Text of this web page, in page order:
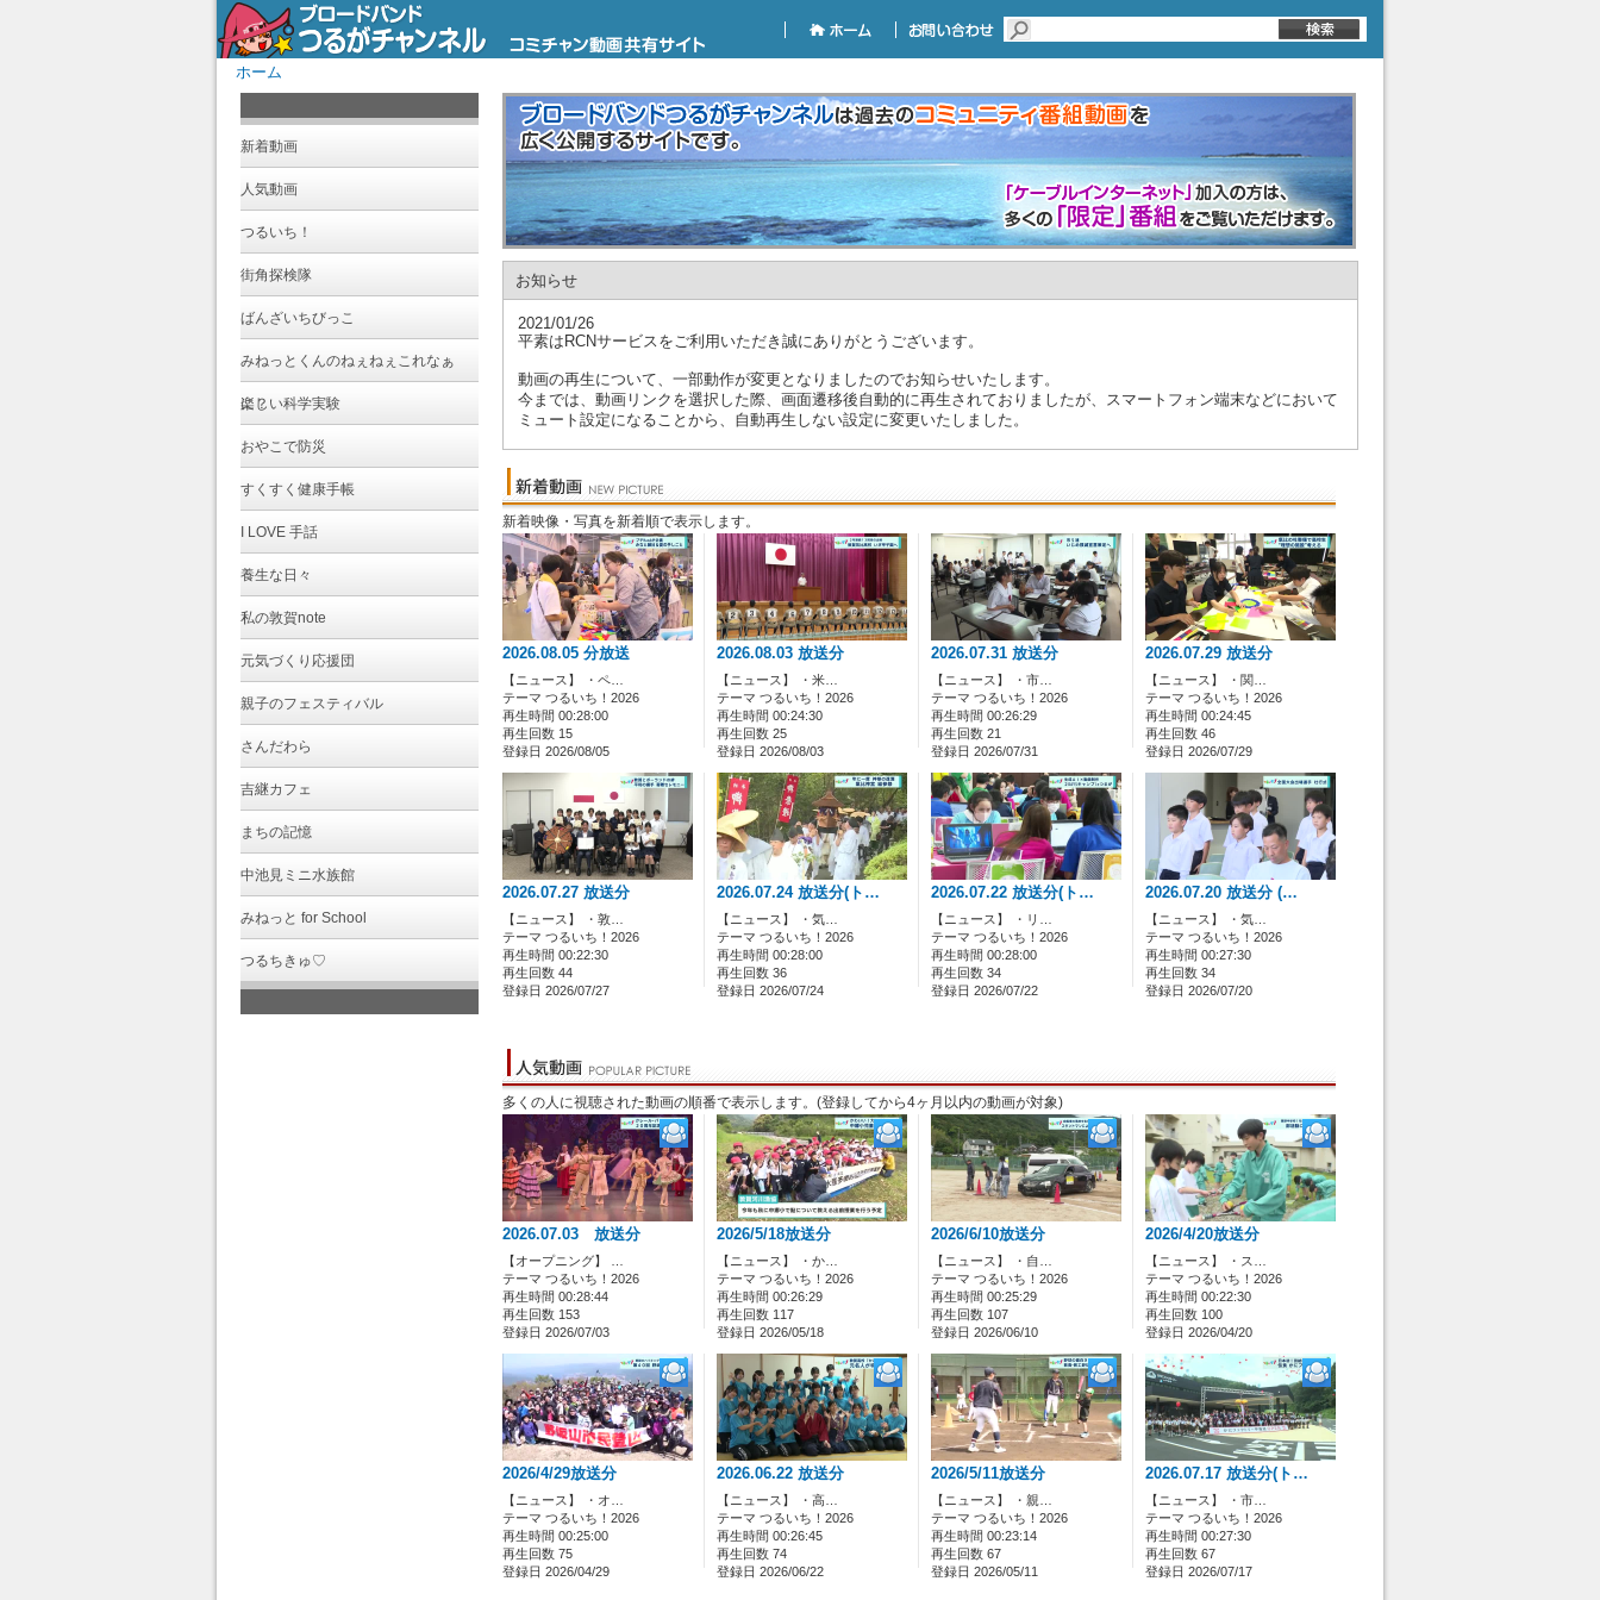
ホーム
新着動画
人気動画
つるいち！
街角探検隊
ばんざいちびっこ
みねっとくんのねぇねぇこれなぁ
に？
楽しい科学実験
おやこで防災
すくすく健康手帳
I LOVE 手話
養生な日々
私の敦賀note
元気づくり応援団
親子のフェスティバル
さんだわら
吉継カフェ
まちの記憶
中池見ミニ水族館
みねっと for School
つるちきゅ♡
お知らせ
2021/01/26
平素はRCNサービスをご利用いただき誠にありがとうございます。
動画の再生について、一部動作が変更となりましたのでお知らせいたします。
今までは、動画リンクを選択した際、画面遷移後自動的に再生されておりましたが、スマートフォン端末などにおいて
ミュート設定になることから、自動再生しない設定に変更いたしました。
今後ともRCNサービスをよろしくお願いいたします。
2020/12/23
平素はRCNサービスをご利用いただき誠にありがとうございます。
今まで主要ブラウザ(Microsoft Edge、Mozilla Firefox、Google Chrome)において、動画が正常に表示されない状態とな
っておりましたが 2020年12月22日にシステム改修を実施し、「FlashPlayer」のインストールが必要なくなりました。
その改修に伴い、サイトURLが「https://vod.rcn.ne.jp/」へ変更となりましたので、ブックマークなどの変更をお願いい
たします。
今後ともRCNサービスをよろしくお願いいたします。
新着映像・写真を新着順で表示します。
2026.08.05 分放送
【ニュース】 ・ペ…
テーマ つるいち！2026
再生時間 00:28:00
再生回数 15
登録日 2026/08/05
2026.08.03 放送分
【ニュース】 ・米…
テーマ つるいち！2026
再生時間 00:24:30
再生回数 25
登録日 2026/08/03
2026.07.31 放送分
【ニュース】 ・市…
テーマ つるいち！2026
再生時間 00:26:29
再生回数 21
登録日 2026/07/31
2026.07.29 放送分
【ニュース】 ・関…
テーマ つるいち！2026
再生時間 00:24:45
再生回数 46
登録日 2026/07/29
2026.07.27 放送分
【ニュース】 ・敦…
テーマ つるいち！2026
再生時間 00:22:30
再生回数 44
登録日 2026/07/27
2026.07.24 放送分(ト…
【ニュース】 ・気…
テーマ つるいち！2026
再生時間 00:28:00
再生回数 36
登録日 2026/07/24
2026.07.22 放送分(ト…
【ニュース】 ・リ…
テーマ つるいち！2026
再生時間 00:28:00
再生回数 34
登録日 2026/07/22
2026.07.20 放送分 (…
【ニュース】 ・気…
テーマ つるいち！2026
再生時間 00:27:30
再生回数 34
登録日 2026/07/20
多くの人に視聴された動画の順番で表示します。(登録してから4ヶ月以内の動画が対象)
2026.07.03 放送分
【オープニング】 …
テーマ つるいち！2026
再生時間 00:28:44
再生回数 153
登録日 2026/07/03
2026/5/18放送分
【ニュース】 ・か…
テーマ つるいち！2026
再生時間 00:26:29
再生回数 117
登録日 2026/05/18
2026/6/10放送分
【ニュース】 ・自…
テーマ つるいち！2026
再生時間 00:25:29
再生回数 107
登録日 2026/06/10
2026/4/20放送分
【ニュース】 ・ス…
テーマ つるいち！2026
再生時間 00:22:30
再生回数 100
登録日 2026/04/20
2026/4/29放送分
【ニュース】 ・オ…
テーマ つるいち！2026
再生時間 00:25:00
再生回数 75
登録日 2026/04/29
2026.06.22 放送分
【ニュース】 ・高…
テーマ つるいち！2026
再生時間 00:26:45
再生回数 74
登録日 2026/06/22
2026/5/11放送分
【ニュース】 ・親…
テーマ つるいち！2026
再生時間 00:23:14
再生回数 67
登録日 2026/05/11
2026.07.17 放送分(ト…
【ニュース】 ・市…
テーマ つるいち！2026
再生時間 00:27:30
再生回数 67
登録日 2026/07/17